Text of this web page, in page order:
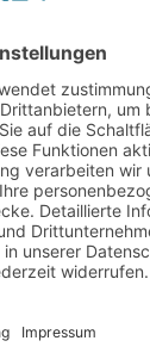
Impressum
Startseite
Im Verein